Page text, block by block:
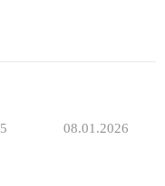
5 08.01.2026